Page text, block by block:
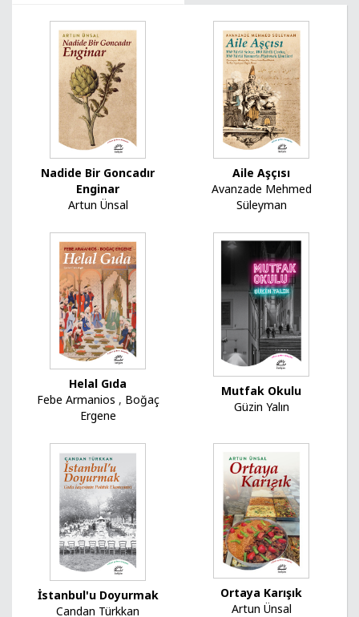
Nadide Bir Goncadır
Enginar
Artun Ünsal
Aile Aşçısı
Avanzade Mehmed
Süleyman
Helal Gıda
Febe Armanios , Boğaç
Ergene
Mutfak Okulu
Güzin Yalın
İstanbul'u Doyurmak
Candan Türkkan
Ortaya Karışık
Artun Ünsal